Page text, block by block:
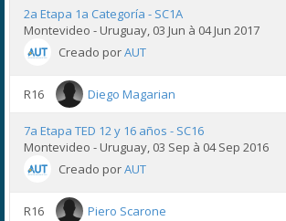
2a Etapa 1a Categoría - SC1A
Montevideo - Uruguay, 03 Jun à 04 Jun 2017
Creado porAUT
R16 Diego Magarian
7a Etapa TED 12 y 16 años - SC16
Montevideo - Uruguay, 03 Sep à 04 Sep 2016
Creado porAUT
R16 Piero Scarone